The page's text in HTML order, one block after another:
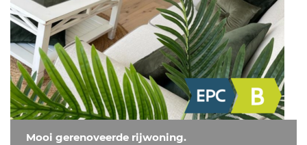
Mooi gerenoveerde rijwoning.